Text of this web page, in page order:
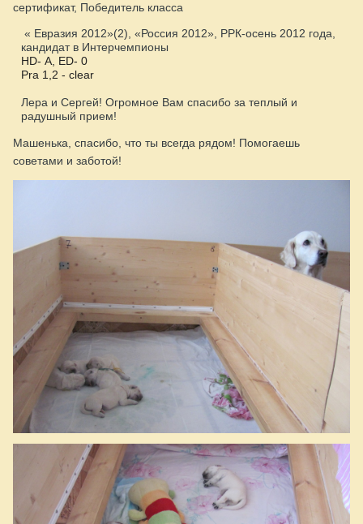
сертификат, Победитель класса
« Евразия 2012»(2), «Россия 2012», РРК-осень 2012 года,
кандидат в Интерчемпионы
HD- A, ED- 0
Pra 1,2 - clear
Лера и Сергей! Огромное Вам спасибо за теплый и
радушный прием!
Машенька, спасибо, что ты всегда рядом! Помогаешь
советами и заботой!